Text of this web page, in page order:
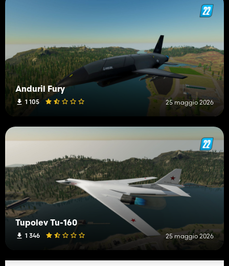
Anduril Fury
1 105 25 maggio 2026
Tupolev Tu-160
1 346 25 maggio 2026